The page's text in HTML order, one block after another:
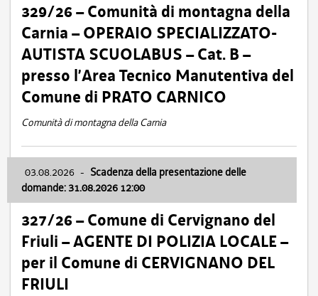
329/26 – Comunità di montagna della
Carnia – OPERAIO SPECIALIZZATO-
AUTISTA SCUOLABUS – Cat. B –
presso l’Area Tecnico Manutentiva del
Comune di PRATO CARNICO
Comunità di montagna della Carnia
03.08.2026 - Scadenza della presentazione delle
domande: 31.08.2026 12:00
327/26 – Comune di Cervignano del
Friuli – AGENTE DI POLIZIA LOCALE –
per il Comune di CERVIGNANO DEL
FRIULI